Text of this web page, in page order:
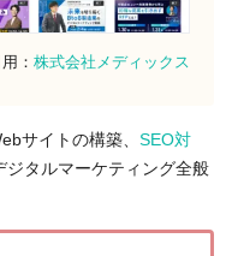
用：株式会社メディックス
サイトの構築、 SEO対
ジタルマーケティング全般